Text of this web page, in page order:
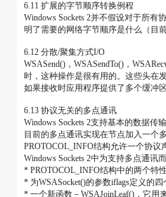
6.11 扩展的字节顺序转换例程
Windows Sockets 2并不假设对于所
明了需要的网络字节顺序是什么（目
6.12 分散/聚集方式I/O
WSASend()，WSASendTo()，
时，这种操作是很有用的。这些头在
如果接收时应用程序提供了多个缓冲
6.13 协议无关的多点通讯
Windows Sockets 2支持基本的数据传
目前的多点通讯实现在节点加入一个
PROTOCOL_INFO结构允许一个协议
Windows Sockets 2中为支持多点通讯
* PROTOCOL_INFO结构中的两个特性
* 为WSASocket()的参数iflags定义的四
* 一个新函数－WSAJoinLeaf()，它用